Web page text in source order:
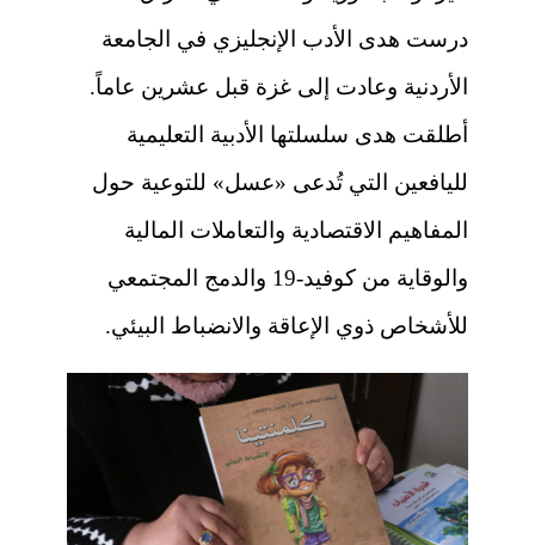
درست هدى الأدب الإنجليزي في الجامعة
الأردنية وعادت إلى غزة قبل عشرين عاماً.
أطلقت هدى سلسلتها الأدبية التعليمية
لليافعين التي تُدعى «عسل» للتوعية حول
المفاهيم الاقتصادية والتعاملات المالية
والوقاية من كوفيد-19 والدمج المجتمعي
للأشخاص ذوي الإعاقة والانضباط البيئي.